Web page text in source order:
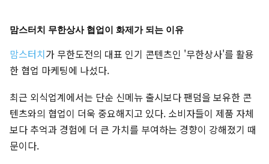
맘스터치 무한상사 협업이 화제가 되는 이유
맘스터치가 무한도전의 대표 인기 콘텐츠인 '무한상사'를 활용
한 협업 마케팅에 나섰다.
최근 외식업계에서는 단순 신메뉴 출시보다 팬덤을 보유한 콘
텐츠와의 협업이 더욱 중요해지고 있다. 소비자들이 제품 자체
보다 추억과 경험에 더 큰 가치를 부여하는 경향이 강해졌기 때
문이다.